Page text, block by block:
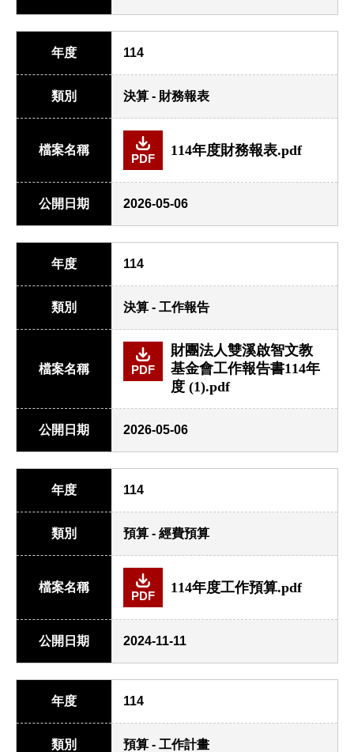
年度 114
類別 決算 - 財務報表
檔案名稱
PDF
114年度財務報表.pdf
公開日期 2026-05-06
年度 114
類別 決算 - 工作報告
檔案名稱 PDF
財團法人雙溪啟智文教
基金會工作報告書114年
度 (1).pdf
公開日期 2026-05-06
年度 114
類別 預算 - 經費預算
檔案名稱
PDF
114年度工作預算.pdf
公開日期 2024-11-11
年度 114
類別 預算 - 工作計畫